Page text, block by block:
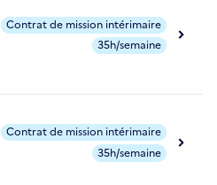
Contrat de mission intérimaire
35h/semaine
Contrat de mission intérimaire
35h/semaine